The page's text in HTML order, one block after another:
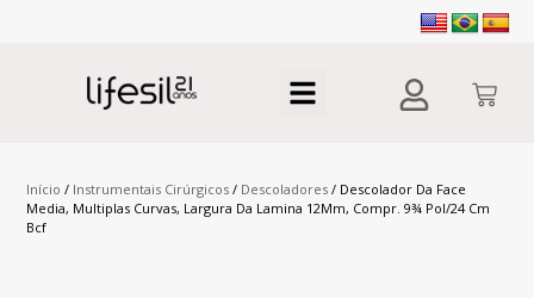
Início / Instrumentais Cirúrgicos / Descoladores / Descolador Da Face
Media, Multiplas Curvas, Largura Da Lamina 12Mm, Compr. 9¾ Pol/24 Cm
Bcf